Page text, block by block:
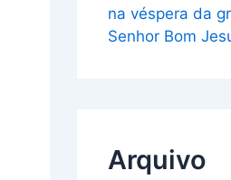
na véspera da
Senhor Bom
Arquivo